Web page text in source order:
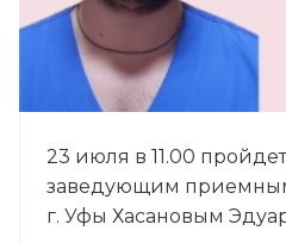
23 июля в 11.00
заведующим
г. Уфы Хасановым